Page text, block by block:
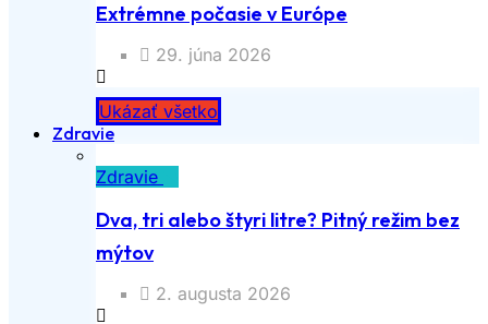
Extrémne počasie v Európe
29. júna 2026
Ukázať všetko
Zdravie
Zdravie
Dva, tri alebo štyri litre? Pitný režim bez
mýtov
2. augusta 2026